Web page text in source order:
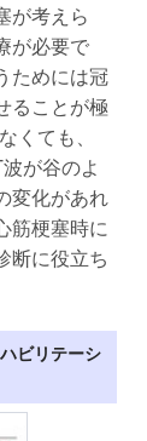
が考えら
が必要で
ためには冠
ることが極
くても、
が谷のよ
変化があれ
筋梗塞時に
断に役立ち
ビリテーシ